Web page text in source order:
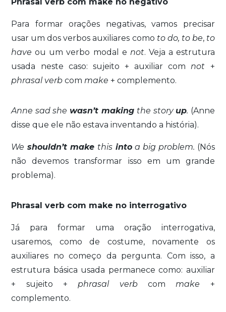
Para formar orações negativas, vamos precisar
usar um dos verbos auxiliares como to do, to be, to
haveou um verbo modal e not. Veja a estrutura
usada neste caso: sujeito + auxiliar comnot +
phrasal verbcom make+ complemento.
Anne sad she wasn’t making the story up. (Anne
disse que ele não estava inventando a história).
We shouldn’t make this intoa big problem. (Nós
não devemos transformar isso em um grande
problema).
Phrasal verb com make no interrogativo
Já para formar uma oração interrogativa,
usaremos, como de costume, novamente os
auxiliares no começo da pergunta. Com isso, a
estrutura básica usada permanece como: auxiliar
+ sujeito +phrasal verbcommake +
complemento.